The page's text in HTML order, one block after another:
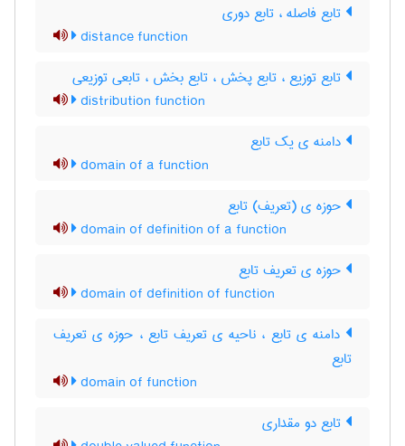
تابع فاصله ، تابع دوری
distance function
تابع توزیع ، تابع پخش ، تابع بخش ، تابعی توزیعی
distribution function
دامنه ی یک تابع
domain of a function
حوزه ی (تعریف) تابع
domain of definition of a function
حوزه ی تعریف تابع
domain of definition of function
دامنه ی تابع ، ناحیه ی تعریف تابع ، حوزه ی تعریف
تابع
domain of function
تابع دو مقداری